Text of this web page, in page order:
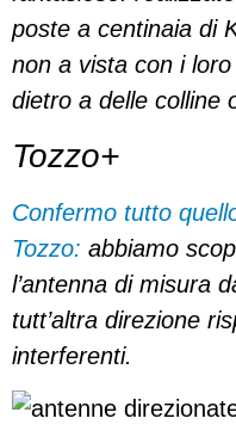
poste a centinaia di
non a vista con i
dietro a delle colline
Tozzo+
Confermo tutto
Tozzo: abbiamo
l’antenna di misura
tutt’altra direzione
interferenti.